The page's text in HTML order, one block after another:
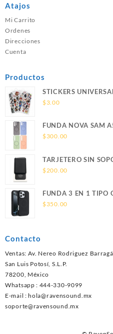
Atajos
Mi Carrito
Ordenes
Direcciones
Cuenta
Productos
STICKERS
$3.00
FUNDA NOVA SAM
SOPORTE
$300.00
TARJETERO SIN
LEATHER WALLET
$200.00
FUNDA 3 EN 1 TIPO
S26 ULTRA
$350.00
Contacto
Ventas: Av. Nereo Rodriguez
San Luis Potosí, S.L.P.
78200, México
Whatsapp : 444-330-9099
E-mail :hola@ravensound.mx
soporte@ravensound.mx